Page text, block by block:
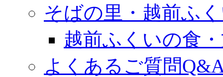
そばの里・越前ふ
越前ふくいの食
よくあるご質問